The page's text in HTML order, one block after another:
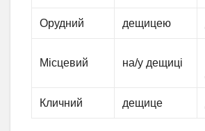
Орудний дещицею
Місцевий на/у дещиці
Кличний дещице